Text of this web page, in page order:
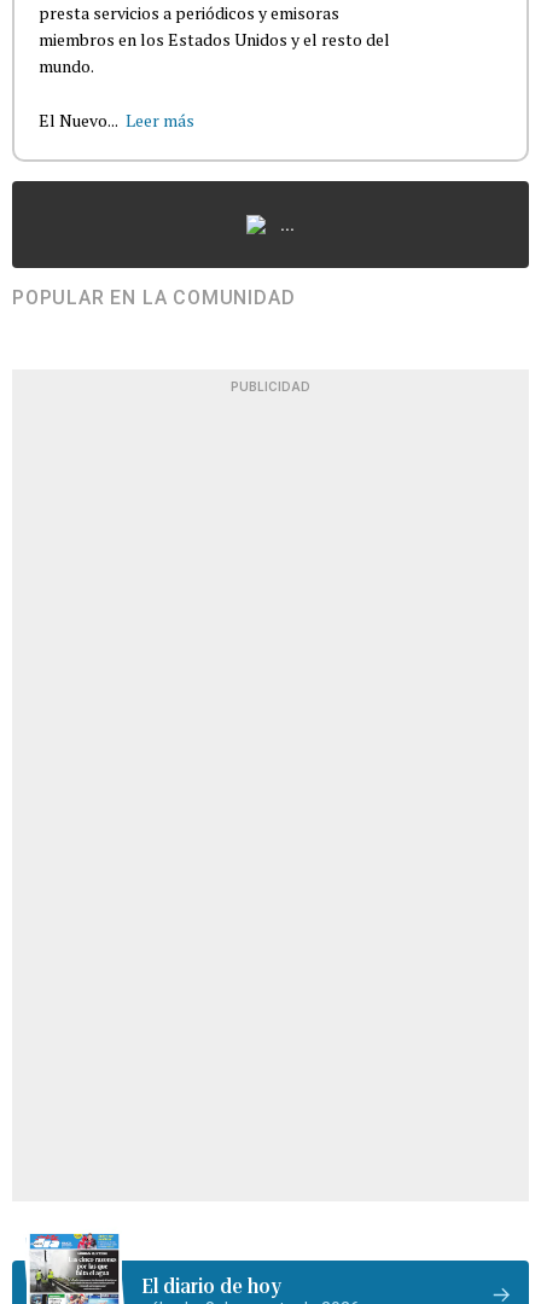
presta servicios a periódicos y emisoras
miembros en los Estados Unidos y el resto del
mundo.
El Nuevo... Leer más
...
POPULAR EN LA COMUNIDAD
PUBLICIDAD
El diario de hoy